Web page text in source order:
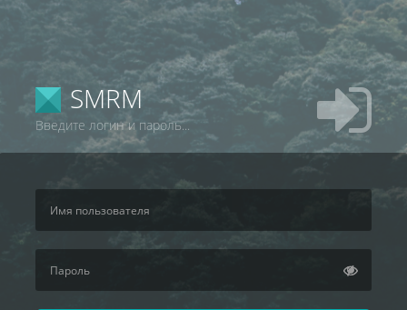
SMRM
Введите логин и пароль...